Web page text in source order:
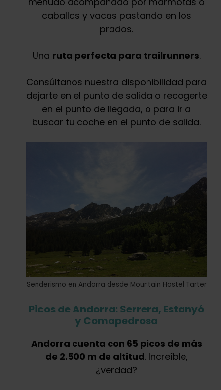
caballos y vacas pastando en los
prados.
Una ruta perfecta para trailrunners.
Consúltanos nuestra disponibilidad para
dejarte en el punto de salida o recogerte
en el punto de llegada, o para ir a
buscar tu coche en el punto de salida.
Senderismo en Andorra desde Mountain Hostel Tarter
Picos de Andorra: Serrera, Estanyó
y Comapedrosa
Andorra cuenta con 65 picos de más
de 2.500 m de altitud. Increíble,
¿verdad?